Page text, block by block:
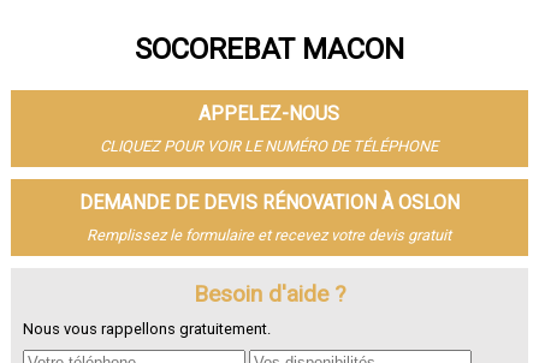
SOCOREBAT MACON
APPELEZ-NOUS
CLIQUEZ POUR VOIR LE NUMÉRO DE TÉLÉPHONE
DEMANDE DE DEVIS RÉNOVATION À OSLON
Remplissez le formulaire et recevez votre devis gratuit
Besoin d'aide ?
Nous vous rappellons gratuitement.